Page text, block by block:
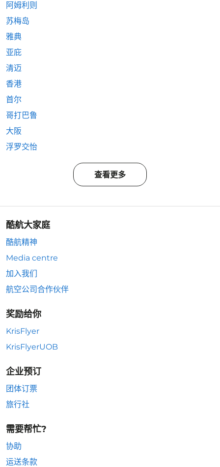
阿姆利则
苏梅岛
雅典
亚庇
清迈
香港
首尔
哥打巴鲁
大阪
浮罗交怡
查看更多
酷航大家庭
酷航精神
Media centre
加入我们
航空公司合作伙伴
奖励给你
KrisFlyer
KrisFlyerUOB
企业预订
团体订票
旅行社
需要帮忙?
协助
运送条款